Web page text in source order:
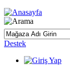
Destek